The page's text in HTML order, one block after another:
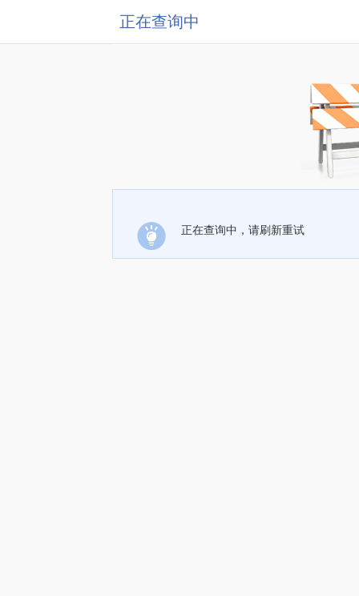
正在查询中
正在查询中，请刷新重试